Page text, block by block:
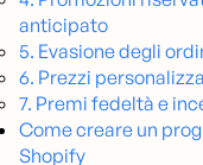
anticipato
5. Evasione degli
6. Prezzi
7. Premi fedeltà e
Come creare un
Shopify